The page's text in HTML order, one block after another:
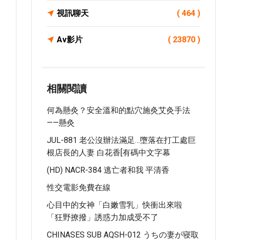
視訊聊天 ( 464 )
Av影片 ( 23870 )
相關閱讀
何為懸灸？安全溫和的點穴施灸艾灸手法
——懸灸
JUL-881 老公沒辦法滿足…墮落在打工處巨
根店長的人妻 白花香[有碼中文字幕
(HD) NACR-384 逃亡者和我 平清香
性交電影免費在線
心目中的女神「白嫩雪乳」快衝出來啦
「狂野撩撥」誘惑力加成受不了
CHINASES SUB AQSH-012 うちの妻が寝取